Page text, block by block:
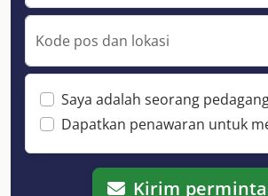
Kode pos dan lokasi
Saya adalah seorang
Dapatkan penawaran untuk
Kirim